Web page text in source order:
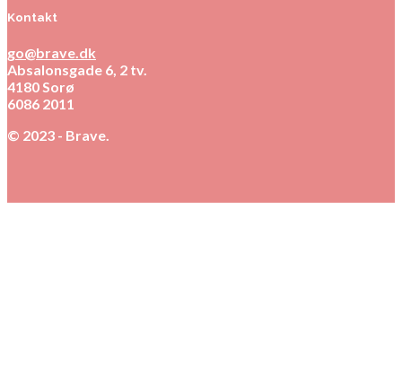
Kontakt
go@brave.dk
Absalonsgade 6, 2 tv.
4180 Sorø
6086 2011
© 2023 - Brave.